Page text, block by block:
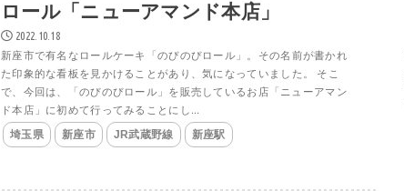
ロール「ニューアマンド本店」
2022.10.18
新座市で有名なロールケーキ「のびのびロール」。その名前が書かれ
た印象的な看板を見かけることがあり、気になっていました。 そこ
で、今回は、「のびのびロール」を販売しているお店「ニューアマン
ド本店」に初めて行ってみることにし...
埼玉県 新座市 JR武蔵野線 新座駅